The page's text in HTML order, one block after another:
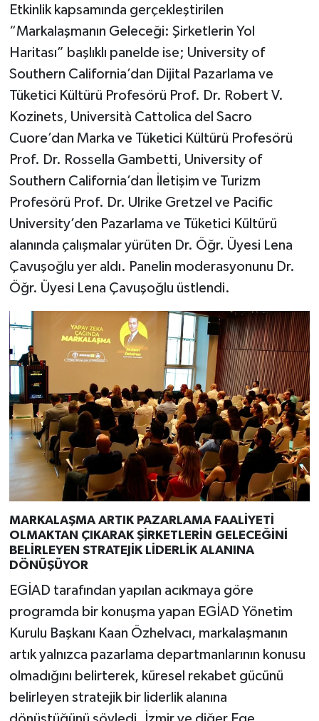
Etkinlik kapsamında gerçekleştirilen
“Markalaşmanın Geleceği: Şirketlerin Yol
Haritası” başlıklı panelde ise; University of
Southern California’dan Dijital Pazarlama ve
Tüketici Kültürü Profesörü Prof. Dr. Robert V.
Kozinets, Università Cattolica del Sacro
Cuore’dan Marka ve Tüketici Kültürü Profesörü
Prof. Dr. Rossella Gambetti, University of
Southern California’dan İletişim ve Turizm
Profesörü Prof. Dr. Ulrike Gretzel ve Pacific
University’den Pazarlama ve Tüketici Kültürü
alanında çalışmalar yürüten Dr. Öğr. Üyesi Lena
Çavuşoğlu yer aldı. Panelin moderasyonunu Dr.
Öğr. Üyesi Lena Çavuşoğlu üstlendi.
MARKALAŞMA ARTIK PAZARLAMA FAALİYETİ
OLMAKTAN ÇIKARAK ŞİRKETLERİN GELECEĞİNİ
BELİRLEYEN STRATEJİK LİDERLİK ALANINA
DÖNÜŞÜYOR
EGİAD tarafından yapılan acıkmaya göre
programda bir konuşma yapan EGİAD Yönetim
Kurulu Başkanı Kaan Özhelvacı, markalaşmanın
artık yalnızca pazarlama departmanlarının konusu
olmadığını belirterek, küresel rekabet gücünü
belirleyen stratejik bir liderlik alanına